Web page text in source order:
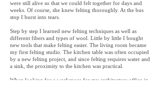
were still alive so that we could felt together for days and
weeks. Of course, she knew felting thoroughly. At the bus
stop I burst into tears.
Step by step I learned new felting techniques as well as
different fibers and types of wool. Little by little I bought
new tools that make felting easier. The living room became
my first felting studio. The kitchen table was often occupied
by a new felting project, and since felting requires water and
a sink, the proximity to the kitchen was practical.
When looking for a workspace for my architecture office in